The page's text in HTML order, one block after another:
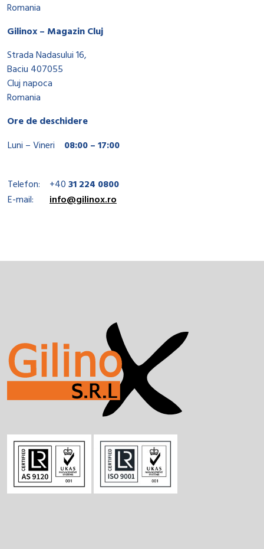
Romania
Gilinox – Magazin Cluj
Strada Nadasului 16,
Baciu 407055
Cluj napoca
Romania
Ore de deschidere
Luni – Vineri
08:00 – 17:00
Telefon: +4031 224 0800
E-mail:
info@gilinox.ro